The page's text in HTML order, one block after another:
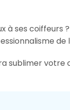
à ses coiffeurs
de
sublimer votre